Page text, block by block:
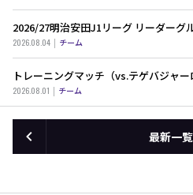
2026/27明治安田J1リーグ リーダーグ
2026.08.04 チーム
トレーニングマッチ（vs.テゲバジャ
2026.08.01 チーム
最新一